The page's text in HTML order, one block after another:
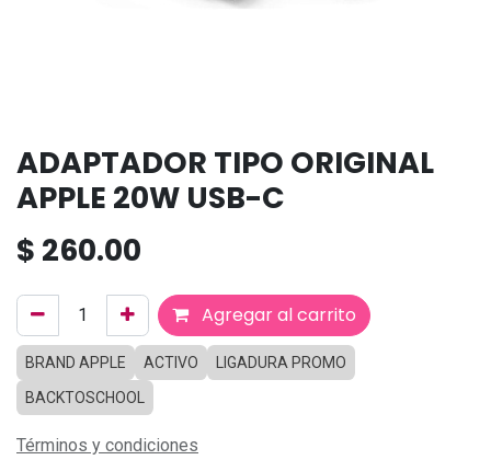
ADAPTADOR TIPO ORIGINAL
APPLE 20W USB-C
$ 260.00
Agregar al carrito
BRAND APPLE ACTIVO
LIGADURA PROMO
BACKTOSCHOOL
Términos y condiciones